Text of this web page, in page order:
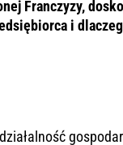
Franczyzy,
i